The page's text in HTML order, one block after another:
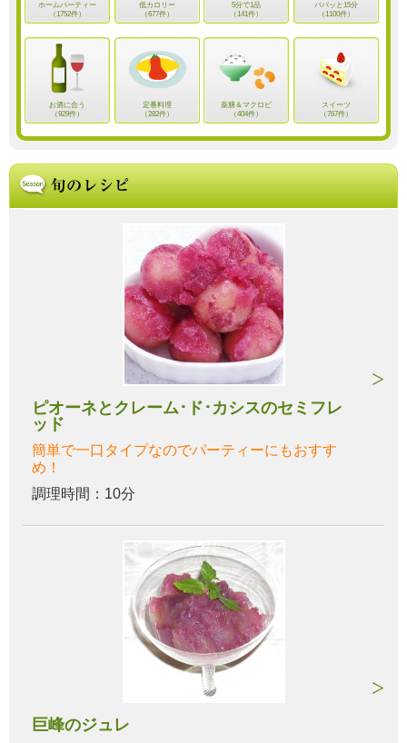
ホームパーティー
（1752件）
低カロリー
（677件）
5分で1品
（141件）
パパッと15分
（1100件）
お酒に合う
（929件）
定番料理
（282件）
薬膳＆マクロビ
（404件）
スイーツ
（767件）
ピオーネとクレーム･ド･カシスのセミフレ
ッド
簡単で一口タイプなのでパーティーにもおすす
め！
調理時間：10分
巨峰のジュレ